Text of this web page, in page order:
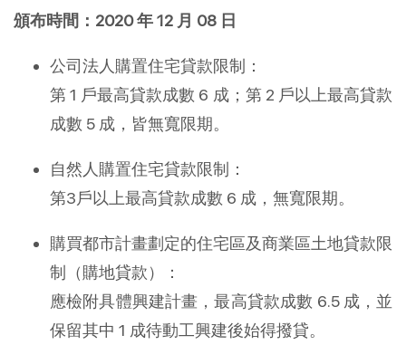
頒布時間：2020 年 12 月 08 日
公司法人購置住宅貸款限制：
第 1 戶最高貸款成數 6 成；第 2 戶以上最高貸款
成數 5 成，皆無寬限期。
自然人購置住宅貸款限制：
第3戶以上最高貸款成數 6 成，無寬限期。
購買都市計畫劃定的住宅區及商業區土地貸款限
制（購地貸款）：
應檢附具體興建計畫，最高貸款成數 6.5 成，並
保留其中 1 成待動工興建後始得撥貸。